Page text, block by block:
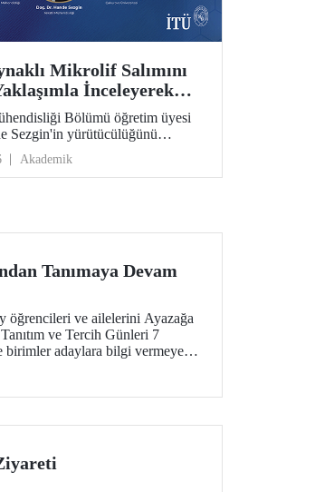
Mikrolif Salımını
İnceleyerek
Stratejileri
Projeye TÜBİTAK
Bölümü öğretim üyesi
Sezgin'in yürütücülüğünü
Pamuk ve Polyester
Kullanım Koşullarına
Aşınma, UV Maruziyeti ve
2515 – COST Aksiyon Üyeleri
kazandı.
Akademik
Tanımaya Devam
öğrencileri ve ailelerini Ayazağa
ve Tercih Günleri 7
birimler adaylara bilgi vermeye